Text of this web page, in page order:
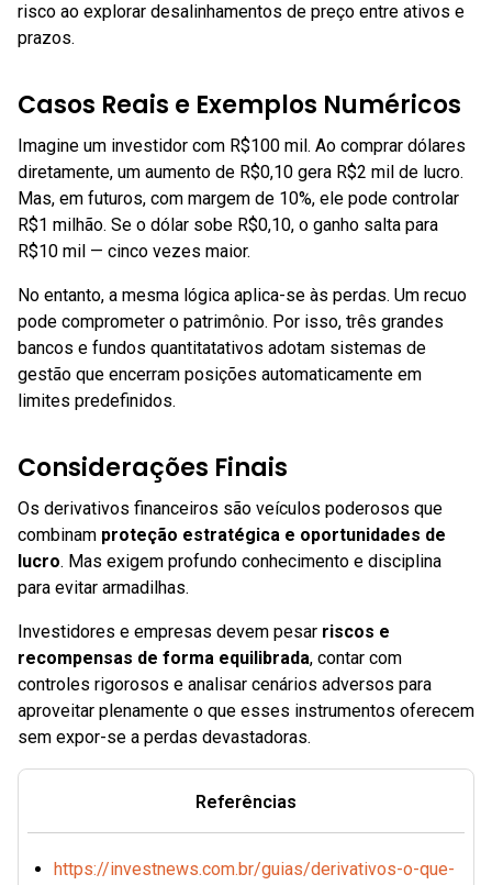
risco ao explorar desalinhamentos de preço entre ativos e
prazos.
Casos Reais e Exemplos Numéricos
Imagine um investidor com R$100 mil. Ao comprar dólares
diretamente, um aumento de R$0,10 gera R$2 mil de lucro.
Mas, em futuros, com margem de 10%, ele pode controlar
R$1 milhão. Se o dólar sobe R$0,10, o ganho salta para
R$10 mil — cinco vezes maior.
No entanto, a mesma lógica aplica-se às perdas. Um recuo
pode comprometer o patrimônio. Por isso, três grandes
bancos e fundos quantitatativos adotam sistemas de
gestão que encerram posições automaticamente em
limites predefinidos.
Considerações Finais
Os derivativos financeiros são veículos poderosos que
combinam proteção estratégica e oportunidades de
lucro. Mas exigem profundo conhecimento e disciplina
para evitar armadilhas.
Investidores e empresas devem pesar riscos e
recompensas de forma equilibrada, contar com
controles rigorosos e analisar cenários adversos para
aproveitar plenamente o que esses instrumentos oferecem
sem expor-se a perdas devastadoras.
Referências
https://investnews.com.br/guias/derivativos-o-que-